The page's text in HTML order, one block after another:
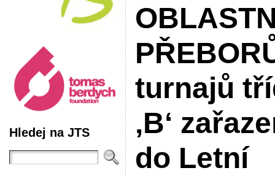
Hledej na JTS
turnajů
‚B‘
do Letní